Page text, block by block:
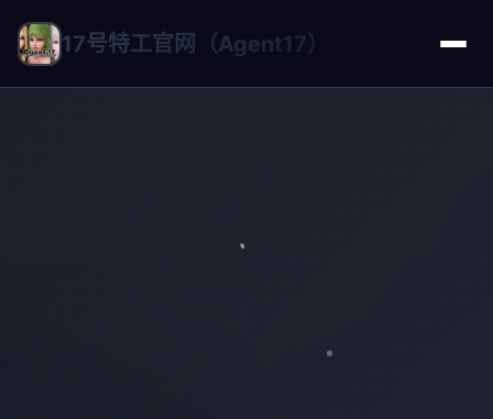
17号特工官网（Agent17）